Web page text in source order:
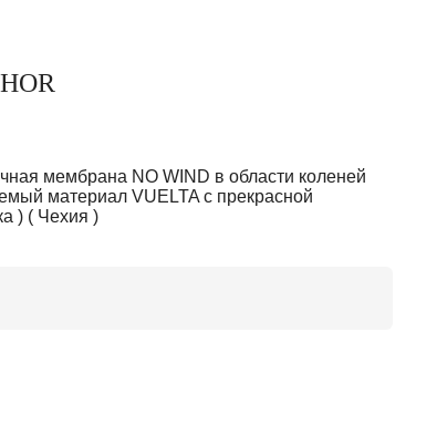
мембрана NO WIND в области коленей
материал VUELTA с прекрасной
) ( Чехия )